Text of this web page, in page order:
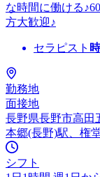
な時間に働ける
方大歓迎♪
セラピスト
勤務地
面接地
長野県長野市高田
本郷(長野)駅、権
シフト